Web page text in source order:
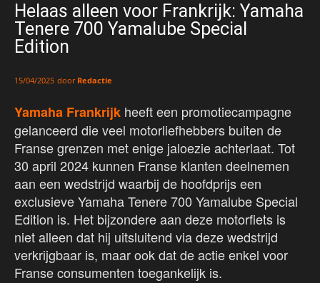
Helaas alleen voor Frankrijk: Yamaha
Tenere 700 Yamalube Special
Edition
15/04/2025 door Redactie
Yamaha Frankrijk heeft een promotiecampagne
gelanceerd die veel motorliefhebbers buiten de
Franse grenzen met enige jaloezie achterlaat. Tot
30 april 2024 kunnen Franse klanten deelnemen
aan een wedstrijd waarbij de hoofdprijs een
exclusieve Yamaha Tenere 700 Yamalube Special
Edition is. Het bijzondere aan deze motorfiets is
niet alleen dat hij uitsluitend via deze wedstrijd
verkrijgbaar is, maar ook dat de actie enkel voor
Franse consumenten toegankelijk is.